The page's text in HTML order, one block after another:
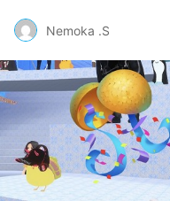
Nemoka .S